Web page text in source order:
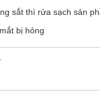
sắt thì rửa sạch sản
bị hỏng